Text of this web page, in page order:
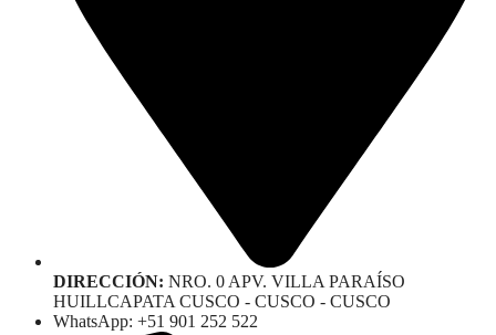
DIRECCIÓN: NRO. 0 APV. VILLA PARAÍSO
HUILLCAPATA CUSCO - CUSCO - CUSCO
WhatsApp: +51 901 252 522